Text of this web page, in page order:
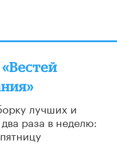
лучших и
два раза в неделю: